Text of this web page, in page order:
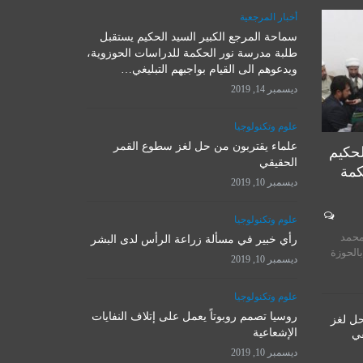
علوم وتكنولوجيا
روسيا تصمم روبوتاً يعمل على
إتلاف النفايات الإشعاعية
لغز
أخبار المرجعية
سماحة المرجع الكبير السيد الحكيم يستقبل
طلبة مدرسة نور الحكمة للدراسات الحوزوية،
ويدعوهم الى القيام بواجبهم التبليغي…
ديسمبر 14, 2019
علوم وتكنولوجيا
علماء يقتربون من حل لغز سطوع القمر
الحقيقي
ديسمبر 10, 2019
علوم وتكنولوجيا
رأي خبير في مسألة زراعة الرأس لدى البشر
ديسمبر 10, 2019
علوم وتكنولوجيا
روسيا تصمم روبوتاً يعمل على إتلاف النفايات
الإشعاعية
ديسمبر 10, 2019